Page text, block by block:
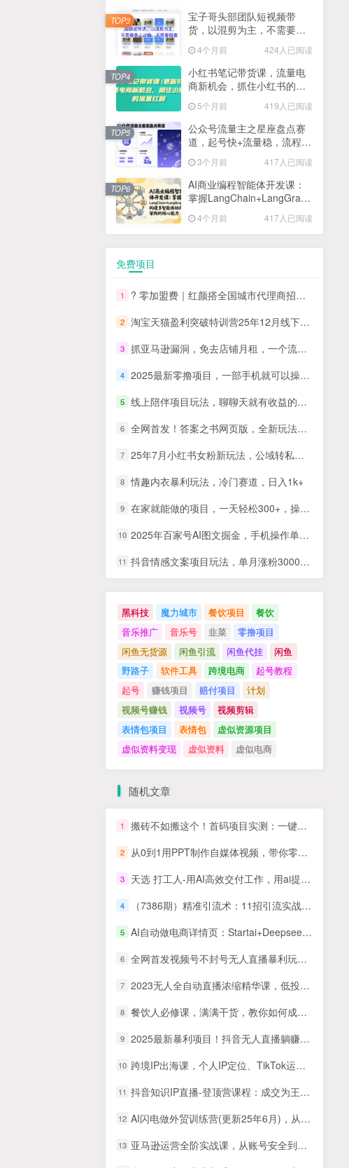
7 25年7月小红书女粉新玩法，公域转私域变现，日轻松变现2张+，5分钟简单复制好上手
8 情趣内衣暴利玩法，冷门赛道，日入1k+
9 在家就能做的项目，一天轻松300+，操作简单上手快
10 2025年百家号AI图文掘金，手机操作单号月入4-5位数，低门槛【附指令+工具】
抖音情感文案项目玩法，单月涨粉3000+，新手小白也能做
宝子哥头部团队短视频带
货，以混剪为主，不需要真
26年3月】
4个月前 424人已阅读
TOP3
小红书笔记带货课，流量电
商新机会，抓住小红书的流
5个月前 419人已阅读
TOP4
公众号流量主之星座盘点赛
道，起号快+流量稳，流程简
3个月前 417人已阅读
TOP5
AI商业编程智能体开发课：
掌握LangChain+LangGraph
心能力
4个月前 417人已阅读
TOP6
免费项目
1 ? 零加盟费｜红颜搭全国城市代理商招募正式启动！
2 淘宝天猫盈利突破特训营25年12月线下课，系统性的深度剖析电商企业经营之道，打造电商标准化运营体系
3 抓亚马逊漏洞，免去店铺月租，一个流量大竞争小，让你有机会成大卖的赛道
4 2025最新零撸项目，一部手机就可以操作，20秒一单，零投入纯薅羊毛，无门槛，一天200+【揭秘】
5 线上陪伴项目玩法，聊聊天就有收益的项目，一个月收益5000+
6 全网首发！答案之书网页版，全新玩法，搭配文档和网页，日入1k+零门槛小白首选副业
7 25年7月小红书女粉新玩法，公域转私域变现，日轻松变现2张+，5分钟简单复制好上手
8 情趣内衣暴利玩法，冷门赛道，日入1k+
9 在家就能做的项目，一天轻松300+，操作简单上手快
10 2025年百家号AI图文掘金，手机操作单号月入4-5位数，低门槛【附指令+工具】
11 抖音情感文案项目玩法，单月涨粉3000+，新手小白也能做
黑科技 魔力城市 餐饮项目
餐饮
音乐推广
音乐号 韭菜
零撸项目
闲鱼无货源
闲鱼引流 闲鱼代挂
闲鱼
野路子
软件工具 跨境电商
起号教程
起号
赚钱项目 赔付项目
计划
视频号赚钱
视频号
视频剪辑
表情包项目
表情包
虚似资源项目
虚似资料变现
虚似资料 虚似电商
随机文章
1 搬砖不如搬这个！首码项目实测：一键拉新，有手就能做，单号一小时50+，每天5张+收益
2 从0到1用PPT制作自媒体视频，带你零基础起步，用PPT打造吸睛自媒体视频
3 天选 打工人-用AI高效交付工作，用ai提高工作效率，实现摸鱼（19节视频课）
4 （7386期）精准引流术：11招引流实战方法，让你私域流量加到爆（11节课完整版）
5 AI自动做电商详情页：Startai+Deepseek万能公式，不用美工不用PS，小白也能做
6 全网首发视频号不封号无人直播暴利玩法+流量印刷机变现，日入1000+【揭秘】
7 2023无人全自动直播浓缩精华课，低投入高产出，3000号实战经验
8 餐饮人必修课，满满干货，教你如何成为一名优秀的餐饮人（47节课）
9 2025最新暴利项目！抖音无人直播躺赚攻略！抖音无人直播3.0玩法！0门槛…
10 跨境IP出海课，个人IP定位、TikTok运营、市场选品，掌握核心闭环，实现月入1万美金+
11 抖音知识IP直播-登顶营课程：成交为王知识IP出单必修课 流量+卖课+短视频
12 AI闪电做外贸训练营(更新25年6月)，从0到3外贸万人实战课
13 亚马逊运营全阶实战课，从账号安全到选品开发，从广告破冰到品牌构筑（更新2026年2月）